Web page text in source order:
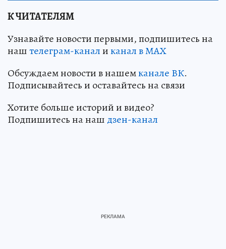
К ЧИТАТЕЛЯМ
Узнавайте новости первыми, подпишитесь на
наштелеграм-каналиканал в МАХ
Обсуждаем новости в нашемканале ВК.
Подписывайтесь и оставайтесь на связи
Хотите больше историй и видео?
Подпишитесь на наш дзен-канал